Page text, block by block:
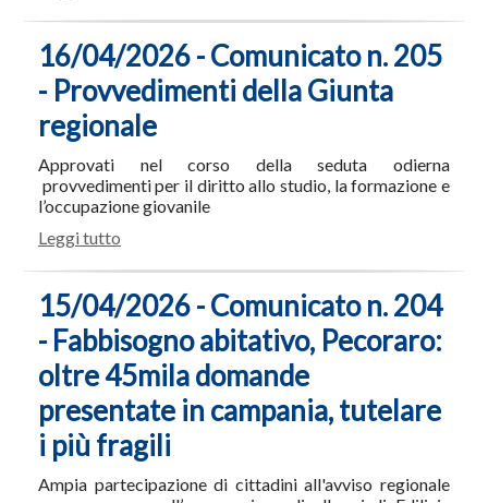
16/04/2026 - Comunicato n. 205
- Provvedimenti della Giunta
regionale
Approvati nel corso della seduta odierna
provvedimenti per il diritto allo studio, la formazione e
l’occupazione giovanile
Leggi tutto
15/04/2026 - Comunicato n. 204
- Fabbisogno abitativo, Pecoraro:
oltre 45mila domande
presentate in campania, tutelare
i più fragili
Ampia partecipazione di cittadini all'avviso regionale